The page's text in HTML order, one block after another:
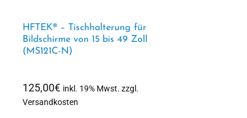
HFTEK® – Tischhalterung für
Bildschirme von 15 bis 49 Zoll
(MS121C-N)
125,00€ inkl. 19% Mwst. zzgl.
Versandkosten